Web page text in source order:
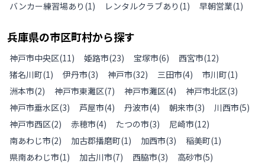
バンカー練習場あり (1) レンタルクラブあり (1) 早朝営業(1)
兵庫県の市区町村から探す
神戸市中央区(11) 姫路市(23) 宝塚市(6) 西宮市(12)
猪名川町(1) 伊丹市(3) 神戸市(32) 三田市(4) 市川町(1)
洲本市(2) 神戸市東灘区(7) 神戸市灘区(4) 神戸市北区(3)
神戸市垂水区(3) 芦屋市(4) 丹波市(4) 朝来市(3) 川西市(5)
神戸市西区(2) 赤穂市(4) たつの市(3) 尼崎市(12)
南あわじ市(2) 加古郡播磨町(1) 加西市(3) 稲美町(1)
県南あわじ市(1) 加古川市(7) 西脇市(3) 高砂市(5)